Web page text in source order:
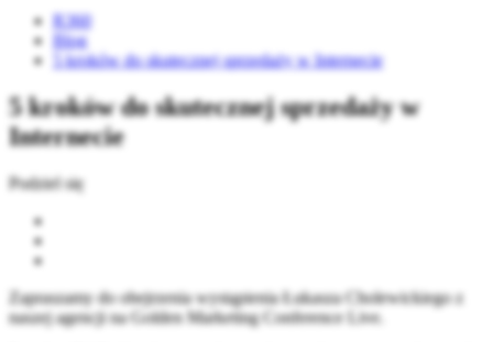
R360
Blog
5 kroków do skutecznej sprzedaży w Internecie
5 kroków do skutecznej sprzedaży w
Internecie
Podziel się
Zapraszamy do obejrzenia wystąpienia Łukasza Cholewickiego z
naszej agencji na Golden Marketing Conference Live.